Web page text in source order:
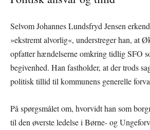
Selvom Johannes Lundsfryd Jensen
»ekstremt alvorlig«, understreger han, at
opfatter hændelserne omkring tidlig SFO
begivenhed. Han fastholder, at der trods
politisk tillid til kommunens generelle
På spørgsmålet om, hvorvidt han som
til den øverste ledelse i Børne- og